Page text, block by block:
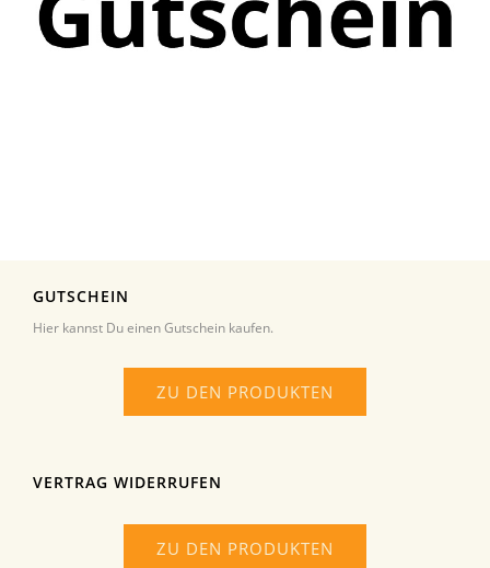
GUTSCHEIN
Hier kannst Du einen Gutschein kaufen.
ZU DEN PRODUKTEN
VERTRAG WIDERRUFEN
ZU DEN PRODUKTEN